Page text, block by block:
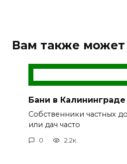
Вам также может
Бани в Калининграде
Собственники частных
или дач часто
0 2.2к.